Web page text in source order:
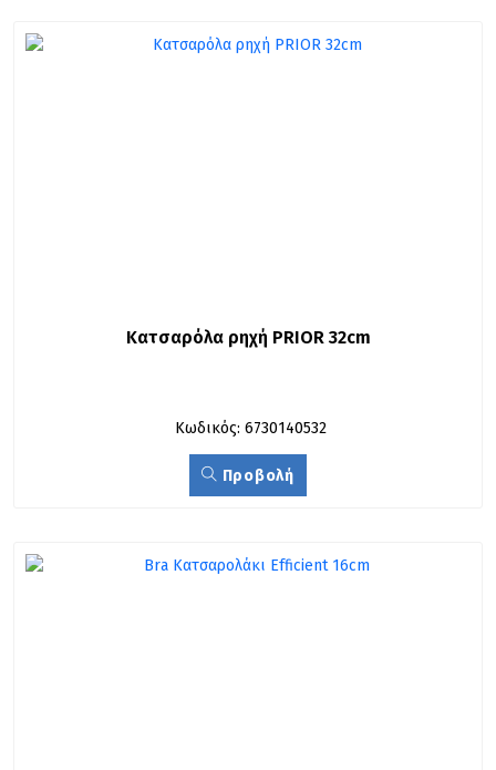
Κατσαρόλα ρηχή PRIOR 32cm
Κωδικός: 6730140532
Προβολή